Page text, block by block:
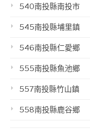
540南投縣南投市
545南投縣埔里鎮
546南投縣仁愛鄉
555南投縣魚池鄉
557南投縣竹山鎮
558南投縣鹿谷鄉